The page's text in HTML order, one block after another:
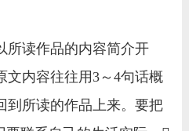
所读作品的内容简介开
文内容往往用3～4句话概
到所读的作品上来。要把